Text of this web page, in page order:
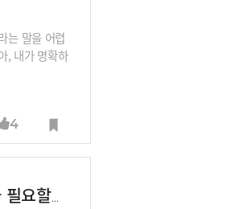
는 말을 어렵
, 내가 명확하
기’에요. 영
라 곱하기
4
[박웅현의 인생고민 상담소] 일하는 사람들에게 왜 ‘let it go’의 태도가 필요할까?